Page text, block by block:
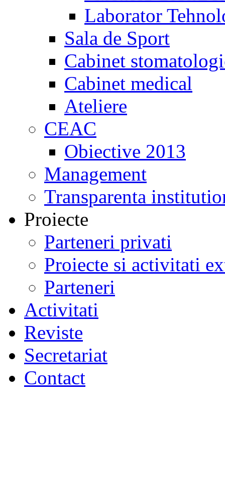
Laborator
Sala de Sport
Cabinet
Cabinet medical
Ateliere
CEAC
Obiective 2013
Management
Transparenta
Proiecte
Parteneri privati
Proiecte si activitati
Parteneri
Activitati
Reviste
Secretariat
Contact